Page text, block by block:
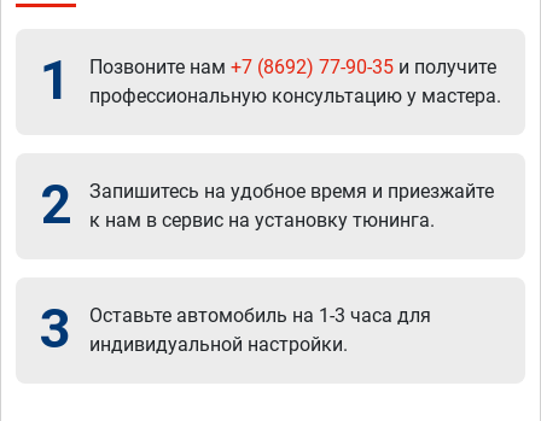
1 Позвоните нам +7 (8692) 77-90-35 и получите
профессиональную консультацию у мастера.
2
Запишитесь на удобное время и приезжайте
к нам в сервис на установку тюнинга.
3
Оставьте автомобиль на 1-3 часа для
индивидуальной настройки.